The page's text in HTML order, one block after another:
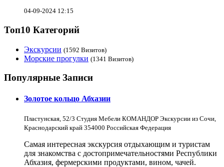
04-09-2024 12:15
Топ10 Категорий
Экскурсии (1592 Визитов)
Морские прогулки (1341 Визитов)
Популярные Записи
Золотое кольцо Абхазии
Пластунская, 52/3 Студия Мебели КОМАНДОР Экскурсии из Сочи,
Краснодарский край 354000 Российская Федерация
Самая интересная экскурсия отдыхающим и туристам
для знакомства с достопримечательностями Республики
Абхазия, фермерскими продуктами, вином, чачей.